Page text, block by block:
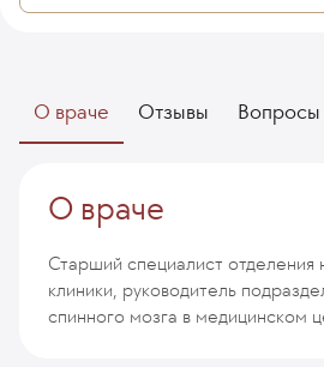
О враче Отзывы Вопросы
О враче
Старший специалист отделения
клиники, руководитель
спинного мозга в медицинском